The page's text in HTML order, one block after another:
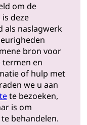
om de
deze
als naslagwerk
bron voor
termen en
of hulp met
we u aan
te bezoeken,
is om
behandelen.